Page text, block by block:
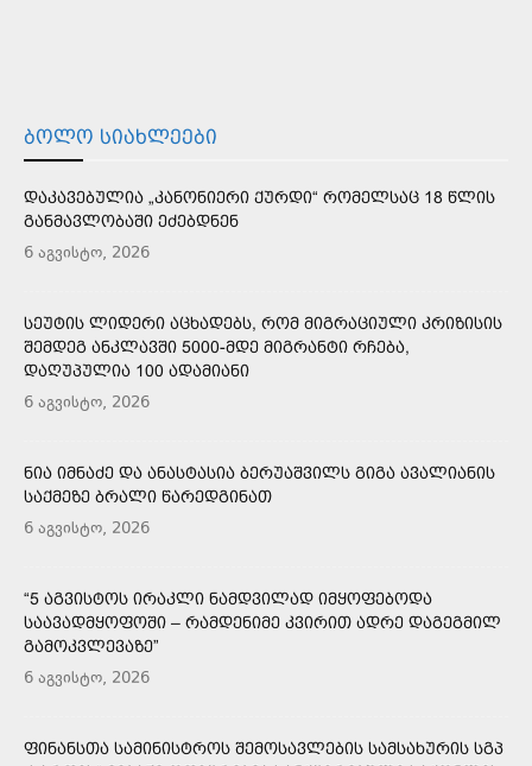
ᲑᲝᲚᲝ ᲡᲘᲐᲮᲚᲔᲔᲑᲘ
ᲓᲐᲙᲐᲕᲔᲑᲣᲚᲘᲐ „ᲙᲐᲜᲝᲜᲘᲔᲠᲘ ᲥᲣᲠᲓᲘ“ ᲠᲝᲛᲔᲚᲡᲐᲪ 18 ᲬᲚᲘᲡ
ᲒᲐᲜᲛᲐᲕᲚᲝᲑᲐᲨᲘ ᲔᲫᲔᲑᲓᲜᲔᲜ
6 აგვისტო, 2026
ᲡᲔᲣᲢᲘᲡ ᲚᲘᲓᲔᲠᲘ ᲐᲪᲮᲐᲓᲔᲑᲡ, ᲠᲝᲛ ᲛᲘᲒᲠᲐᲪᲘᲣᲚᲘ ᲙᲠᲘᲖᲘᲡᲘᲡ
ᲨᲔᲛᲓᲔᲒ ᲐᲜᲙᲚᲐᲕᲨᲘ 5000-ᲛᲓᲔ ᲛᲘᲒᲠᲐᲜᲢᲘ ᲠᲩᲔᲑᲐ,
ᲓᲐᲦᲣᲞᲣᲚᲘᲐ 100 ᲐᲓᲐᲛᲘᲐᲜᲘ
6 აგვისტო, 2026
ᲜᲘᲐ ᲘᲛᲜᲐᲫᲔ ᲓᲐ ᲐᲜᲐᲡᲢᲐᲡᲘᲐ ᲑᲔᲠᲣᲐᲨᲕᲘᲚᲡ ᲒᲘᲒᲐ ᲐᲕᲐᲚᲘᲐᲜᲘᲡ
ᲡᲐᲥᲛᲔᲖᲔ ᲑᲠᲐᲚᲘ ᲬᲐᲠᲔᲓᲒᲘᲜᲐᲗ
6 აგვისტო, 2026
“5 ᲐᲒᲕᲘᲡᲢᲝᲡ ᲘᲠᲐᲙᲚᲘ ᲜᲐᲛᲓᲕᲘᲚᲐᲓ ᲘᲛᲧᲝᲤᲔᲑᲝᲓᲐ
ᲡᲐᲐᲕᲐᲓᲛᲧᲝᲤᲝᲨᲘ – ᲠᲐᲛᲓᲔᲜᲘᲛᲔ ᲙᲕᲘᲠᲘᲗ ᲐᲓᲠᲔ ᲓᲐᲒᲔᲒᲛᲘᲚ
ᲒᲐᲛᲝᲙᲕᲚᲔᲕᲐᲖᲔ”
6 აგვისტო, 2026
ᲤᲘᲜᲐᲜᲡᲗᲐ ᲡᲐᲛᲘᲜᲘᲡᲢᲠᲝᲡ ᲨᲔᲛᲝᲡᲐᲕᲚᲔᲑᲘᲡ ᲡᲐᲛᲡᲐᲮᲣᲠᲘᲡ ᲡᲒᲞ